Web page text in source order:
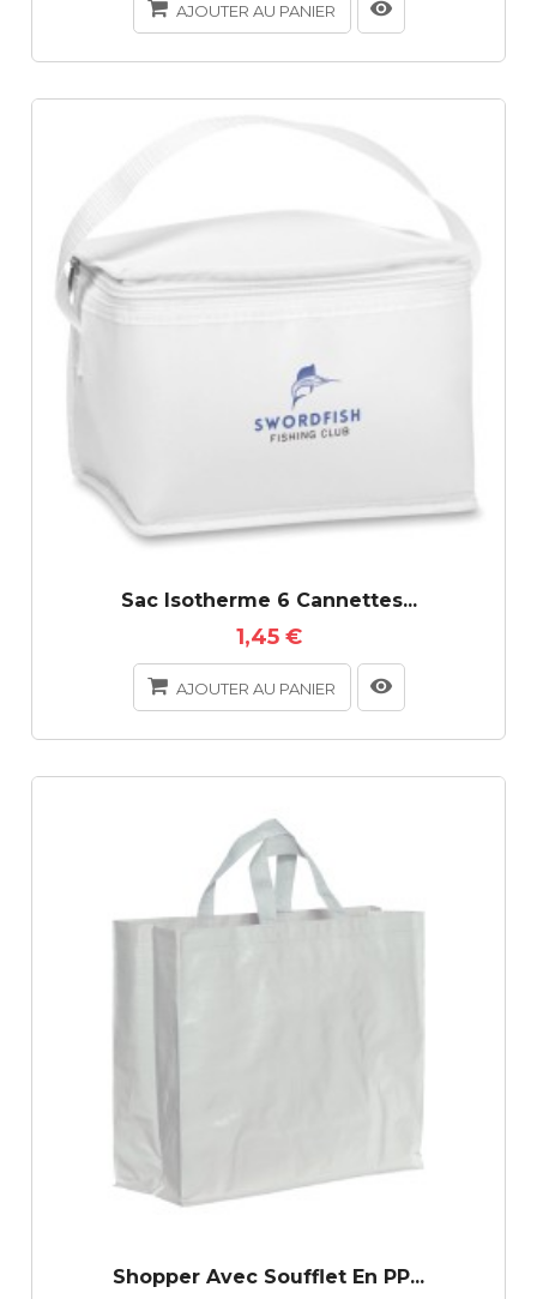
AJOUTER AU PANIER
Sac Isotherme 6 Cannettes...
1,45 €
AJOUTER AU PANIER
Shopper Avec Soufflet En PP...